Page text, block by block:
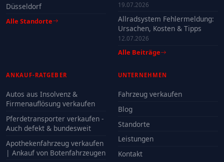
Düsseldorf
Alle Standorte
19.07.2026
Allradsystem Fehlermeldung:
Ursachen, Kosten & Tipps
12.07.2026
Alle Beiträge
ANKAUF-RATGEBER
Autos aus Insolvenz &
Firmenauflösung verkaufen
Pferdetransporter verkaufen -
Auch defekt & bundesweit
Apothekenfahrzeug verkaufen
| Ankauf von Botenfahrzeugen
UNTERNEHMEN
Fahrzeug verkaufen
Blog
Standorte
Leistungen
Kontakt